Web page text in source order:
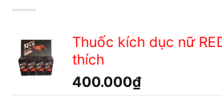
Thuốc kích dục nữ
thích
400.000₫